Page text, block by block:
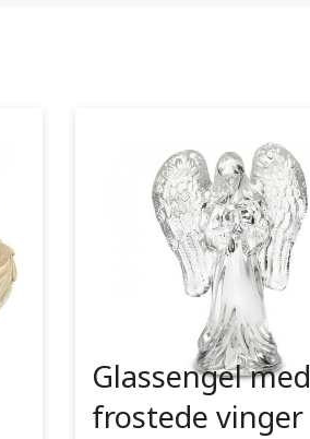
Glassengel med
frostede vinger